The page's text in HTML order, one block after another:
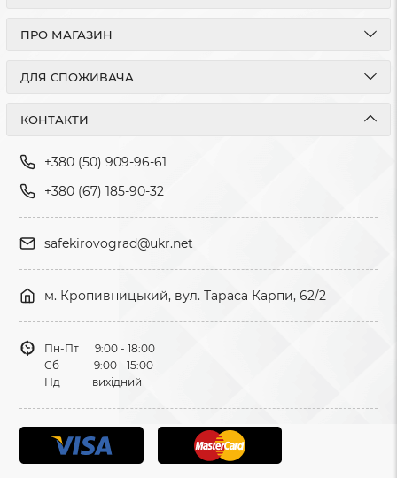
ПРО МАГАЗИН
ДЛЯ СПОЖИВАЧА
КОНТАКТИ
+380 (50) 909-96-61
+380 (67) 185-90-32
safekirovograd@ukr.net
м. Кропивницький, вул. Тараса Карпи, 62/2
Пн-Пт 9:00 - 18:00
Сб 9:00 - 15:00
Нд вихідний